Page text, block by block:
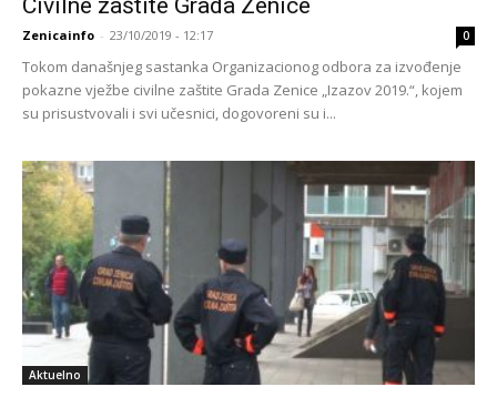
Civilne zaštite Grada Zenice
Zenicainfo - 23/10/2019 - 12:17 0
Tokom današnjeg sastanka Organizacionog odbora za izvođenje
pokazne vježbe civilne zaštite Grada Zenice „Izazov 2019.“, kojem
su prisustvovali i svi učesnici, dogovoreni su i...
Aktuelno